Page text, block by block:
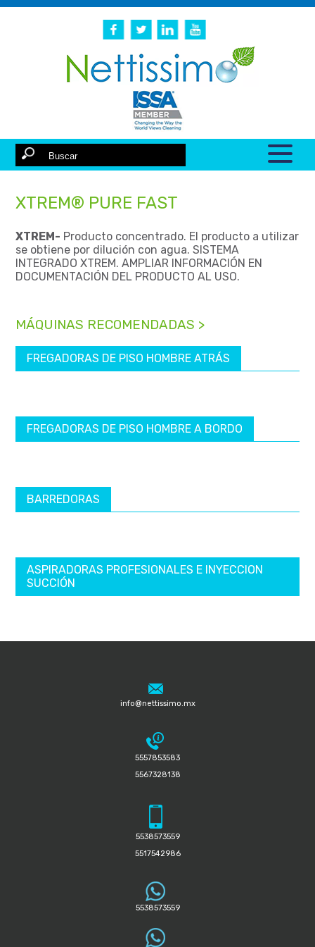
XTREM® PURE FAST
XTREM- Producto concentrado. El producto a utilizar
se obtiene por dilución con agua. SISTEMA
INTEGRADO XTREM. AMPLIAR INFORMACIÓN EN
DOCUMENTACIÓN DEL PRODUCTO AL USO.
MÁQUINAS RECOMENDADAS >
FREGADORAS DE PISO HOMBRE ATRÁS
FREGADORAS DE PISO HOMBRE A BORDO
BARREDORAS
ASPIRADORAS PROFESIONALES E INYECCION
SUCCIÓN
info@nettissimo.mx
5557853583
5567328138
5538573559
5517542986
5538573559